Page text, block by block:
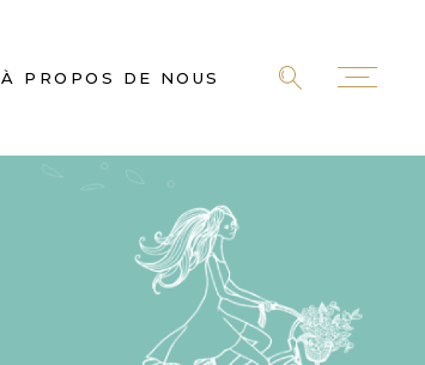
À PROPOS DE NOUS